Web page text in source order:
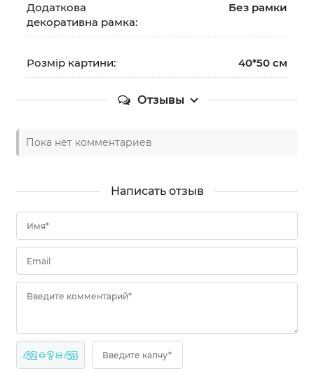
Додаткова
декоративна рамка:
Без рамки
Розмір картини: 40*50 см
Отзывы
Пока нет комментариев
Написать отзыв
Имя*
Email
Введите комментарий*
42 + ? = 43 Введите капчу*